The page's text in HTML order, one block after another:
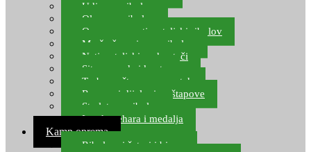
Udice za ribolov
Olovo za ribolov
Oprema za natjecateljski ribolov
Mreže čuvarice za ribolov
Natjecateljski podmetači
Sito, posude i kante
Torbe za štapove – match
Rezervni dijelovi za štapove
Starlete za ribolov
Izrada pehara i medalja
Kamp oprema
Ribolovni šatori i bivvy